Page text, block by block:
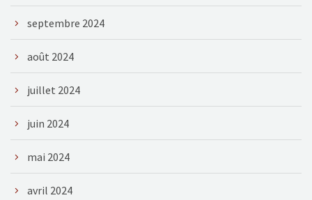
septembre 2024
août 2024
juillet 2024
juin 2024
mai 2024
avril 2024